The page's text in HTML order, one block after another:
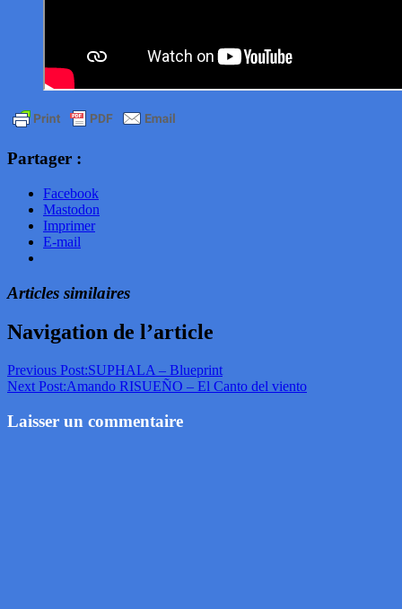
Partager :
Facebook
Mastodon
Imprimer
E-mail
Articles similaires
Navigation de l’article
Previous Post:SUPHALA – Blueprint
Next Post:Amando RISUEÑO – El Canto del viento
Laisser un commentaire